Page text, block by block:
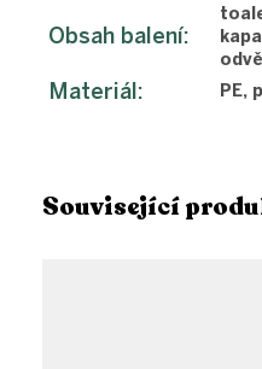
Související
Obsah balení:
Materiál: PE,